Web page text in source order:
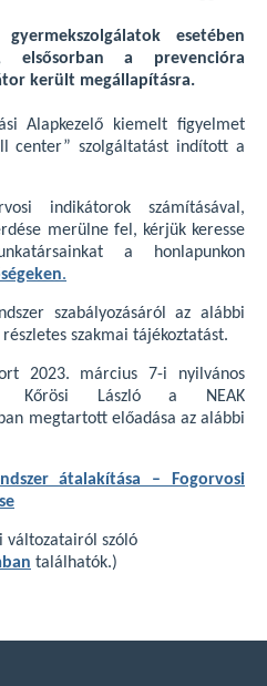
esetében
a prevencióra
került megállapításra.
Alapkezelő kiemelt figyelmet
center” szolgáltatást indított a
indikátorok számításával,
merülne fel, kérjük keresse
a honlapunkon
.
szabályozásáról az alábbi
részletes szakmai tájékoztatást.
2023. március 7-i nyilvános
Kőrösi László a NEAK
megtartott előadása az alábbi
átalakítása – Fogorvosi
változatairól szóló
találhatók.)